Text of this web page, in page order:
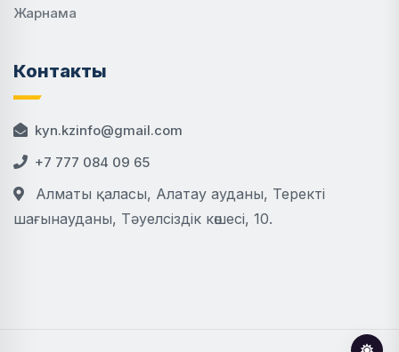
Жарнама
Контакты
kyn.kzinfo@gmail.com
+7 777 084 09 65
Алматы қаласы, Алатау ауданы, Теректі
шағынауданы, Тәуелсіздік көшесі, 10.